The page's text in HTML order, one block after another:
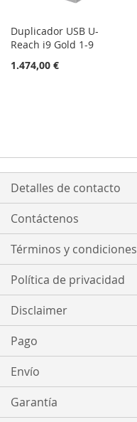
Duplicador USB U-
Reach i9 Gold 1-9
1.474,00 €
Detalles de contacto
Contáctenos
Términos y condiciones
Política de privacidad
Disclaimer
Pago
Envío
Garantía